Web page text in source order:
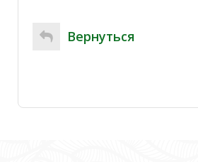
Вернуться